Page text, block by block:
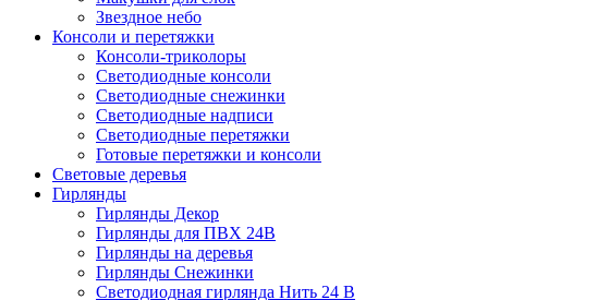
Звездное небо
Консоли и перетяжки
Консоли-триколоры
Светодиодные консоли
Светодиодные снежинки
Светодиодные надписи
Светодиодные перетяжки
Готовые перетяжки и консоли
Световые деревья
Гирлянды
Гирлянды Декор
Гирлянды для ПВХ 24В
Гирлянды на деревья
Гирлянды Снежинки
Светодиодная гирлянда Нить 24 В